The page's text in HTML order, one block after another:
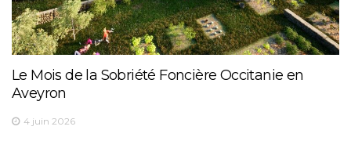
Le Mois de la Sobriété Foncière Occitanie en
Aveyron
4 juin 2026